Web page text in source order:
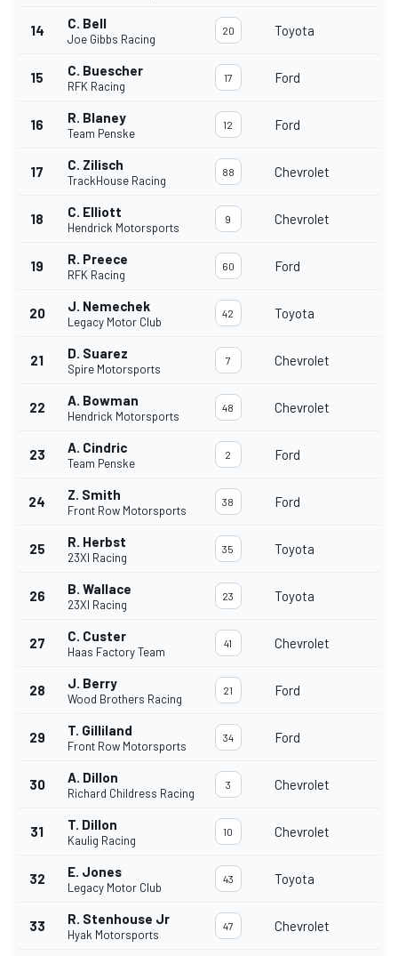
14 C. Bell
Joe Gibbs Racing
20 Toyota
15 C. Buescher
RFK Racing
17 Ford
16 R. Blaney
Team Penske
12 Ford
17 C. Zilisch
TrackHouse Racing
88 Chevrolet
18 C. Elliott
Hendrick Motorsports
9 Chevrolet
19 R. Preece
RFK Racing
60 Ford
20 J. Nemechek
Legacy Motor Club
42 Toyota
21 D. Suarez
Spire Motorsports
7 Chevrolet
22 A. Bowman
Hendrick Motorsports
48 Chevrolet
23 A. Cindric
Team Penske
2 Ford
24 Z. Smith
Front Row Motorsports
38 Ford
25 R. Herbst
23XI Racing
35 Toyota
26 B. Wallace
23XI Racing
23 Toyota
27 C. Custer
Haas Factory Team
41 Chevrolet
28 J. Berry
Wood Brothers Racing
21 Ford
29 T. Gilliland
Front Row Motorsports
34 Ford
30 A. Dillon
Richard Childress Racing
3 Chevrolet
31 T. Dillon
Kaulig Racing
10 Chevrolet
32 E. Jones
Legacy Motor Club
43 Toyota
33 R. Stenhouse Jr
Hyak Motorsports
47 Chevrolet